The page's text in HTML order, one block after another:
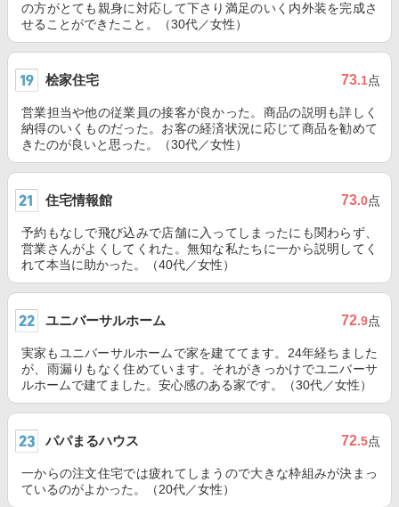
の方がとても親身に対応して下さり満足のいく内外装を完成さ
せることができたこと。（30代／女性）
桧家住宅 73.1点
営業担当や他の従業員の接客が良かった。商品の説明も詳しく
納得のいくものだった。お客の経済状況に応じて商品を勧めて
きたのが良いと思った。（30代／女性）
住宅情報館 73.0点
予約もなしで飛び込みで店舗に入ってしまったにも関わらず、
営業さんがよくしてくれた。無知な私たちに一から説明してく
れて本当に助かった。（40代／女性）
ユニバーサルホーム 72.9点
実家もユニバーサルホームで家を建ててます。24年経ちました
が、雨漏りもなく住めています。それがきっかけでユニバーサ
ルホームで建てました。安心感のある家です。（30代／女性）
パパまるハウス 72.5点
一からの注文住宅では疲れてしまうので大きな枠組みが決まっ
ているのがよかった。（20代／女性）